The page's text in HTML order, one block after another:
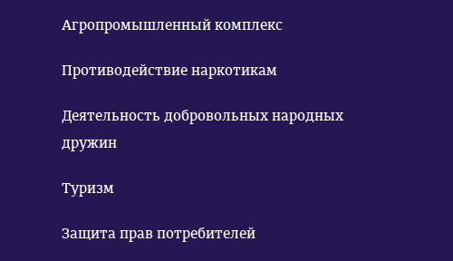
Агропромышленный комплекс
Противодействие наркотикам
Деятельность добровольных народных
дружин
Туризм
Защита прав потребителей